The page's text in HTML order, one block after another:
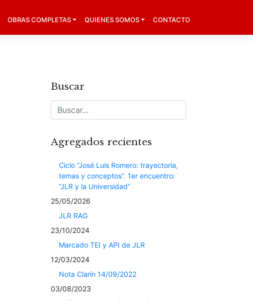
OBRAS COMPLETAS QUIENES SOMOS CONTACTO
Buscar
Agregados recientes
Ciclo “José Luis Romero: trayectoria,
temas y conceptos”. 1er encuentro:
“JLR y la Universidad”
25/05/2026
JLR RAG
23/10/2024
Marcado TEI y API de JLR
12/03/2024
Nota Clarín 14/09/2022
03/08/2023